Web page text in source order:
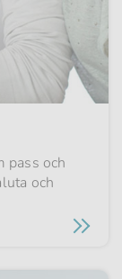
pass och
och